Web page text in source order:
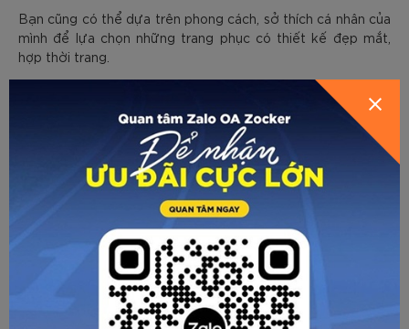
Bạn cũng có thể dựa trên phong cách, sở thích cá nhân của
mình để lựa chọn những trang phục có thiết kế đẹp mắt,
hợp thời trang.